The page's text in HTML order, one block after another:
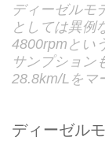
ディーゼルモ
としては異例
4800rpmとい
サンプション
28.8km/Lをマ
ディーゼル